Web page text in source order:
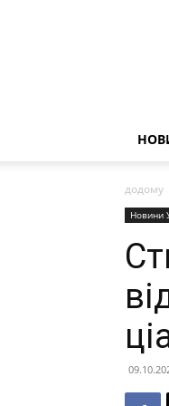
додому
Новини